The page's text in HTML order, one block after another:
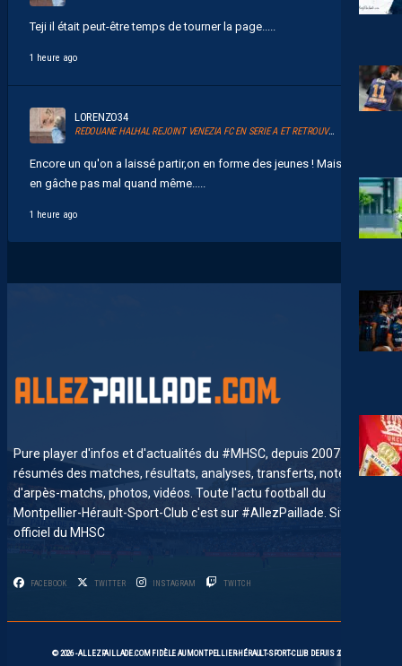
Teji il était peut-être temps de tourner la page.....
1 heure ago
LORENZO34
REDOUANE HALHAL REJOINT VENEZIA FC EN SERIE A ET RETROUVERA AKOR ADAMS
Encore un qu'on a laissé partir,on en forme des jeunes ! Mais on
en gâche pas mal quand même.....
1 heure ago
Pure player d'infos et d'actualités du #MHSC, depuis 2007. News,
résumés des matches, résultats, analyses, transferts, notes
d'arpès-matchs, photos, vidéos. Toute l'actu football du
Montpellier-Hérault-Sport-Club c'est sur #AllezPaillade. Site non-
officiel du MHSC
FACEBOOK TWITTER INSTAGRAM TWITCH
© 2026 -ALLEZPAILLADE.COM FIDÈLE AUMONTPELLIER-HÉRAULT-SPORT-CLUB DEPUIS 2007